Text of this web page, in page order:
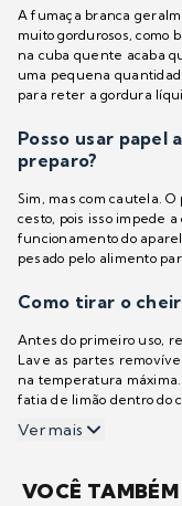
A fumaça branca
muito gordurosos, como
na cuba quente acaba
uma pequena
para reter a gordura
Posso usar papel
preparo?
Sim, mas com cautela.
cesto, pois isso impede
funcionamento do
pesado pelo alimento
Como tirar o
Antes do primeiro uso,
Lave as partes
na temperatura
fatia de limão dentro do
Ver mais
VOCÊ